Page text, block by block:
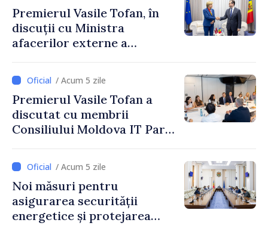
Premierul Vasile Tofan, în
discuții cu Ministra
afacerilor externe a
/ Acum 5 zile
Premierul Vasile Tofan a
discutat cu membrii
Consiliului Moldova IT Park:
industriei IT”
/ Acum 5 zile
Noi măsuri pentru
asigurarea securității
energetice și protejarea